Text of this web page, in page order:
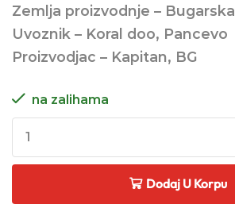
Zemlja proizvodnje – Bugarska
Uvoznik – Koral doo, Pancevo
Proizvodjac – Kapitan, BG
na zalihama
Dodaj U Korpu